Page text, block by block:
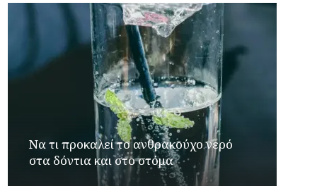
Να τι προκαλεί το ανθρακούχο νερό
στα δόντια και στο στόμα